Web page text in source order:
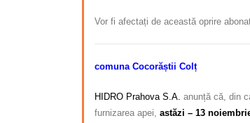
Vor fi afectați de această oprire
comuna Cocorăștii Colț
HIDRO Prahova S.A. anunță că, din
furnizarea apei, astăzi – 13